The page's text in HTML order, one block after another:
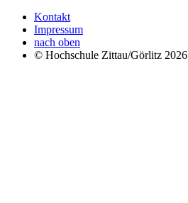
Kontakt
Impressum
nach oben
© Hochschule Zittau/Görlitz 2026